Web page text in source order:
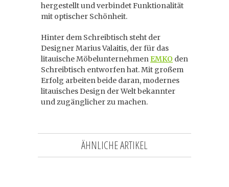
hergestellt und verbindet Funktionalität
mit optischer Schönheit.
Hinter dem Schreibtisch steht der
Designer Marius Valaitis, der für das
litauische MöbelunternehmenEMKO den
Schreibtisch entworfen hat. Mit großem
Erfolg arbeiten beide daran, modernes
litauisches Design der Welt bekannter
und zugänglicher zu machen.
ÄHNLICHE ARTIKEL